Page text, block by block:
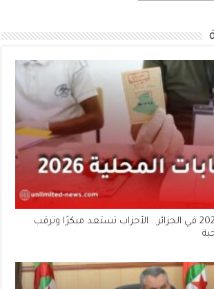
الانتخابات المحلية 2026 في الجزائر.. الأحزاب تستعد مبكرًا وترقب